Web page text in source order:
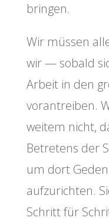
bringen.
Wir müssen
wir — sobald
Arbeit in den
vorantreiben.
weitem nicht,
Betretens der
um dort
aufzurichten.
Schritt für